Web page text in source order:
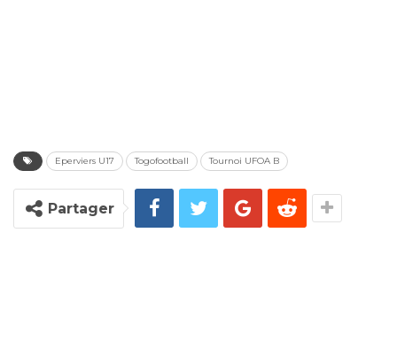
Eperviers U17 Togofootball Tournoi UFOA B
Partager